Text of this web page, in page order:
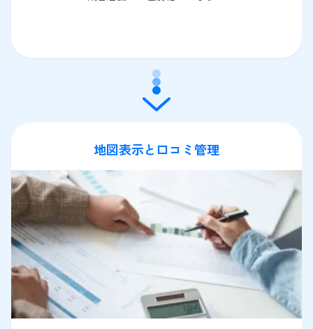
地図表示と口コミ管理